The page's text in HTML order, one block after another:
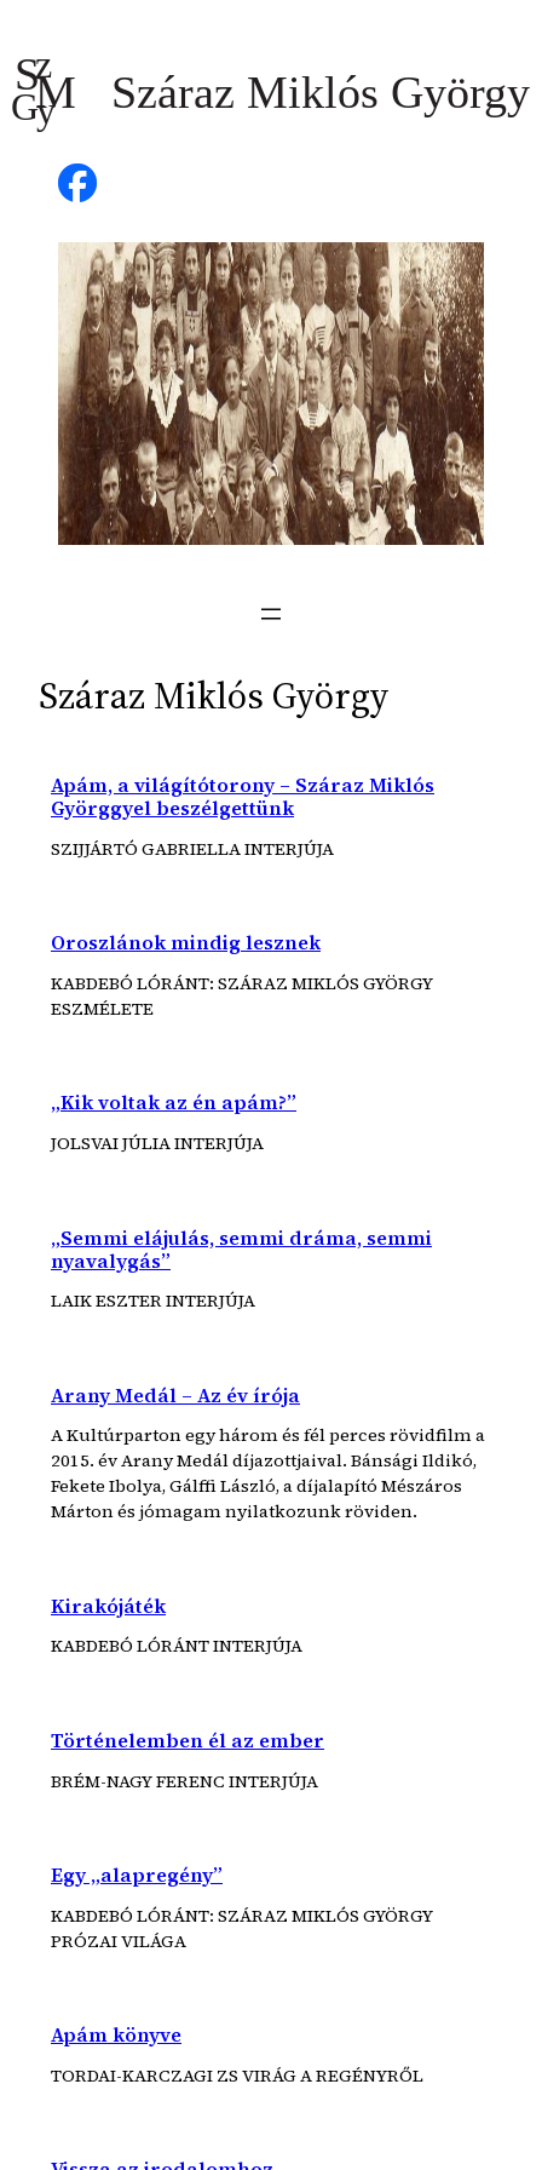
tartalomhoz
Száraz Miklós György
Apám, a világítótorony – Száraz Miklós
Györggyel beszélgettünk
SZIJJÁRTÓ GABRIELLA INTERJÚJA
Oroszlánok mindig lesznek
KABDEBÓ LÓRÁNT: SZÁRAZ MIKLÓS GYÖRGY
ESZMÉLETE
„Kik voltak az én apám?”
JOLSVAI JÚLIA INTERJÚJA
„Semmi elájulás, semmi dráma, semmi
nyavalygás”
LAIK ESZTER INTERJÚJA
Arany Medál – Az év írója
A Kultúrparton egy három és fél perces rövidfilm a
2015. év Arany Medál díjazottjaival. Bánsági Ildikó,
Fekete Ibolya, Gálffi László, a díjalapító Mészáros
Márton és jómagam nyilatkozunk röviden.
Kirakójáték
KABDEBÓ LÓRÁNT INTERJÚJA
Történelemben él az ember
BRÉM-NAGY FERENC INTERJÚJA
Egy „alapregény”
KABDEBÓ LÓRÁNT: SZÁRAZ MIKLÓS GYÖRGY
PRÓZAI VILÁGA
Apám könyve
TORDAI-KARCZAGI ZS VIRÁG A REGÉNYRŐL